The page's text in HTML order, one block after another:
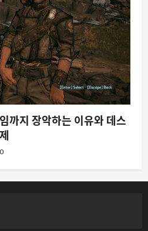
까지 장악하는 이유와 데스
0